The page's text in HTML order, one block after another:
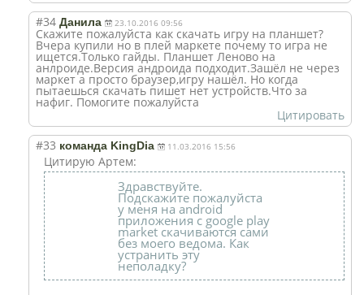
#34 Данила 23.10.2016 09:56
Скажите пожалуйста как скачать игру на планшет?
Вчера купили но в плей маркете почему то игра не
ищется.Только гайды. Планшет Леново на
анлроиде.Версия андроида подходит.Зашёл не через
маркет а просто браузер,игру нашёл. Но когда
пытаешься скачать пишет нет устройств.Что за
нафиг. Помогите пожалуйста
Цитировать
#33 команда KingDia 11.03.2016 15:56
Цитирую Артем:
Здравствуйте.
Подскажите пожалуйста
у меня на android
приложения с google play
market скачиваются сами
без моего ведома. Как
устранить эту
неполадку?